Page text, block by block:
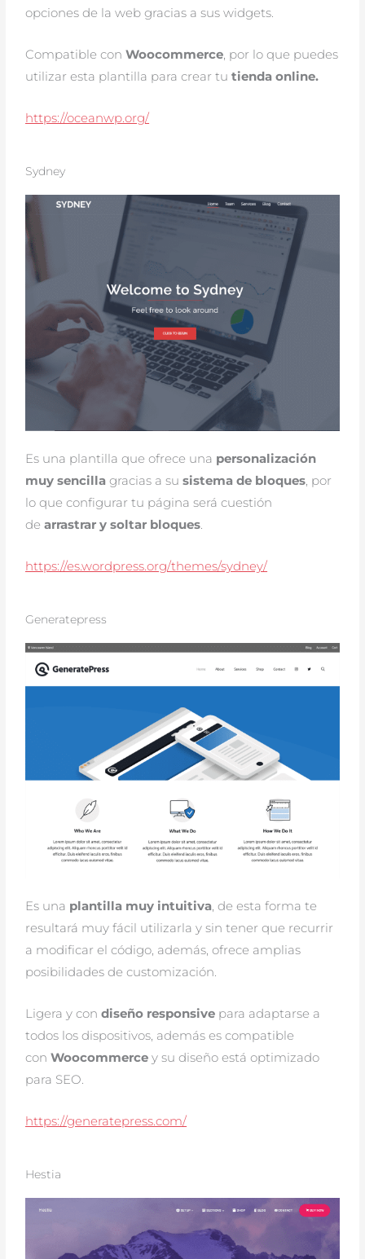
opciones de la web gracias a sus widgets.
Compatible conWoocommerce, por lo que puedes
utilizar esta plantilla para crear tutienda online.
https://oceanwp.org/
Sydney
Es una plantilla que ofrece una personalización
muy sencilla gracias a susistema de bloques , por
lo que configurar tu página será cuestión
dearrastrar y soltar bloques
https://es.wordpress.org/themes/sydney/
Generatepress
Es una plantilla muy intuitiva, de esta forma te
resultará muy fácil utilizarla y sin tener que recurrir
a modificar el código, además, ofrece amplias
posibilidades de customización.
Ligera y condiseño responsive para adaptarse a
todos los dispositivos, además es compatible
conWoocommerce y su diseño está optimizado
para SEO.
https://generatepress.com/
Hestia